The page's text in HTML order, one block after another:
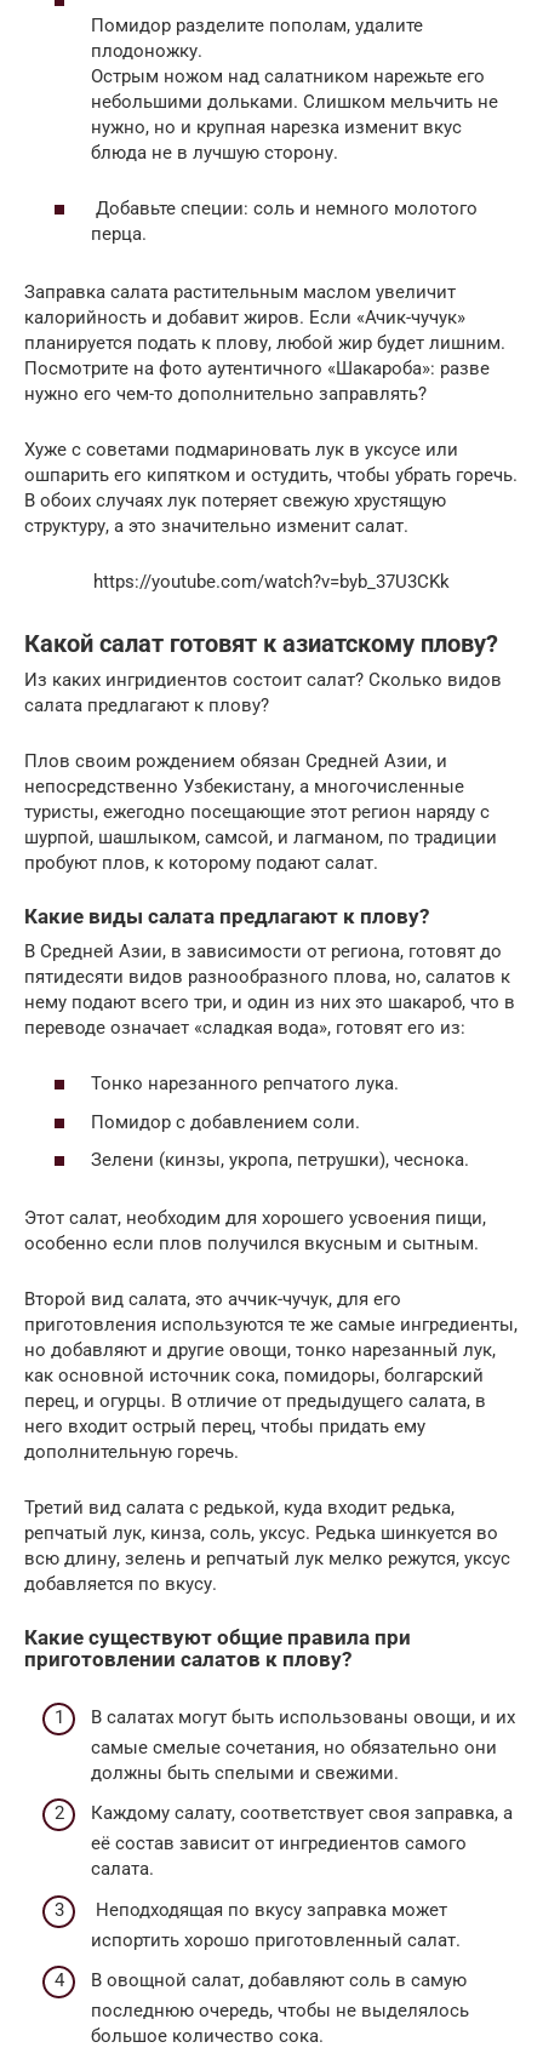
Помидор разделите пополам, удалите
плодоножку.
Острым ножом над салатником нарежьте его
небольшими дольками. Слишком мельчить не
нужно, но и крупная нарезка изменит вкус
блюда не в лучшую сторону.
Добавьте специи: соль и немного молотого
перца.
Заправка салата растительным маслом увеличит
калорийность и добавит жиров. Если «Ачик-чучук»
планируется подать к плову, любой жир будет лишним.
Посмотрите на фото аутентичного «Шакароба»: разве
нужно его чем-то дополнительно заправлять?
Хуже с советами подмариновать лук в уксусе или
ошпарить его кипятком и остудить, чтобы убрать горечь.
В обоих случаях лук потеряет свежую хрустящую
структуру, а это значительно изменит салат.
https://youtube.com/watch?v=byb_37U3CKk
Какой салат готовят к азиатскому плову?
Из каких ингридиентов состоит салат? Сколько видов
салата предлагают к плову?
Плов своим рождением обязан Средней Азии, и
непосредственно Узбекистану, а многочисленные
туристы, ежегодно посещающие этот регион наряду с
шурпой, шашлыком, самсой, и лагманом, по традиции
пробуют плов, к которому подают салат.
Какие виды салата предлагают к плову?
В Средней Азии, в зависимости от региона, готовят до
пятидесяти видов разнообразного плова, но, салатов к
нему подают всего три, и один из них это шакароб, что в
переводе означает «сладкая вода», готовят его из:
Тонко нарезанного репчатого лука.
Помидор с добавлением соли.
Зелени (кинзы, укропа, петрушки), чеснока.
Этот салат, необходим для хорошего усвоения пищи,
особенно если плов получился вкусным и сытным.
Второй вид салата, это аччик-чучук, для его
приготовления используются те же самые ингредиенты,
но добавляют и другие овощи, тонко нарезанный лук,
как основной источник сока, помидоры, болгарский
перец, и огурцы. В отличие от предыдущего салата, в
него входит острый перец, чтобы придать ему
дополнительную горечь.
Третий вид салата с редькой, куда входит редька,
репчатый лук, кинза, соль, уксус. Редька шинкуется во
всю длину, зелень и репчатый лук мелко режутся, уксус
добавляется по вкусу.
Какие существуют общие правила при
приготовлении салатов к плову?
В салатах могут быть использованы овощи, и их
самые смелые сочетания, но обязательно они
должны быть спелыми и свежими.
Каждому салату, соответствует своя заправка, а
её состав зависит от ингредиентов самого
салата.
Неподходящая по вкусу заправка может
испортить хорошо приготовленный салат.
В овощной салат, добавляют соль в самую
последнюю очередь, чтобы не выделялось
большое количество сока.